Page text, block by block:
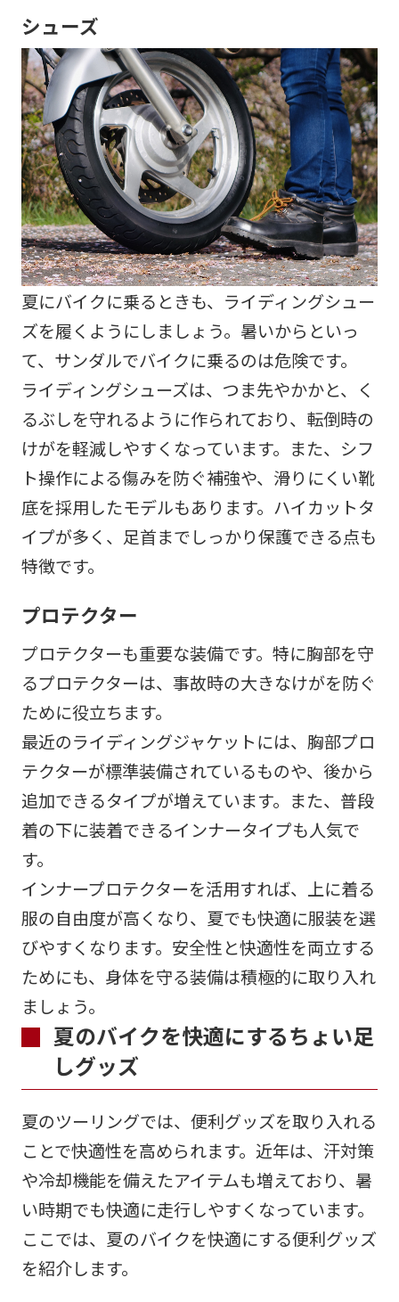
シューズ
夏にバイクに乗るときも、ライディングシュー
ズを履くようにしましょう。暑いからといっ
て、サンダルでバイクに乗るのは危険です。
ライディングシューズは、つま先やかかと、く
るぶしを守れるように作られており、転倒時の
けがを軽減しやすくなっています。また、シフ
ト操作による傷みを防ぐ補強や、滑りにくい靴
底を採用したモデルもあります。ハイカットタ
イプが多く、足首までしっかり保護できる点も
特徴です。
プロテクター
プロテクターも重要な装備です。特に胸部を守
るプロテクターは、事故時の大きなけがを防ぐ
ために役立ちます。
最近のライディングジャケットには、胸部プロ
テクターが標準装備されているものや、後から
追加できるタイプが増えています。また、普段
着の下に装着できるインナータイプも人気で
す。
インナープロテクターを活用すれば、上に着る
服の自由度が高くなり、夏でも快適に服装を選
びやすくなります。安全性と快適性を両立する
ためにも、身体を守る装備は積極的に取り入れ
ましょう。
夏のバイクを快適にするちょい足
しグッズ
夏のツーリングでは、便利グッズを取り入れる
ことで快適性を高められます。近年は、汗対策
や冷却機能を備えたアイテムも増えており、暑
い時期でも快適に走行しやすくなっています。
ここでは、夏のバイクを快適にする便利グッズ
を紹介します。